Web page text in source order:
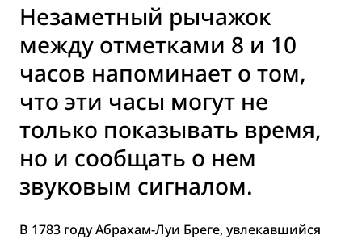
Незаметный рычажок
между отметками 8 и 10
часов напоминает о том,
что эти часы могут не
только показывать время,
но и сообщать о нем
звуковым сигналом.
В 1783 году Абрахам-Луи Бреге, увлекавшийся